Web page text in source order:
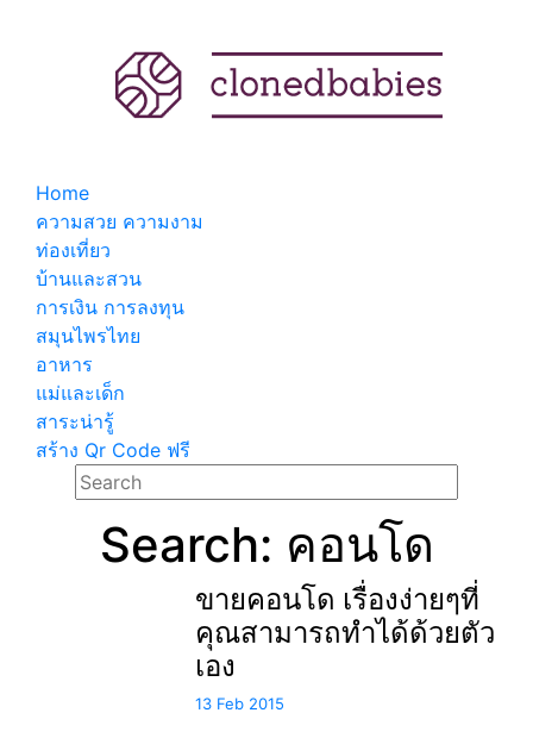
Home
ความสวย ความงาม
ท่องเที่ยว
บ้านและสวน
การเงิน การลงทุน
สมุนไพรไทย
อาหาร
แม่และเด็ก
สาระน่ารู้
สร้าง Qr Code ฟรี
Search: คอนโด
ขายคอนโด เรื่องง่ายๆที่
คุณสามารถทำได้ด้วยตัว
เอง
13 Feb 2015